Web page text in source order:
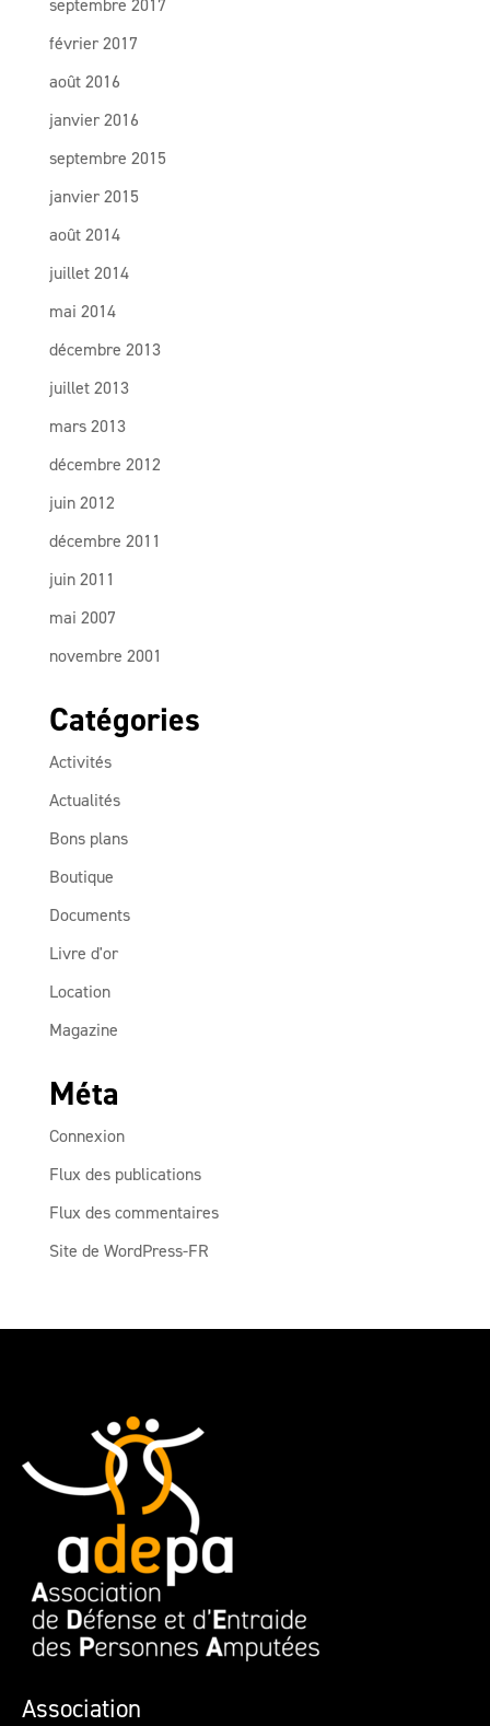
septembre 2017
février 2017
août 2016
janvier 2016
septembre 2015
janvier 2015
août 2014
juillet 2014
mai 2014
décembre 2013
juillet 2013
mars 2013
décembre 2012
juin 2012
décembre 2011
juin 2011
mai 2007
novembre 2001
Catégories
Activités
Actualités
Bons plans
Boutique
Documents
Livre d'or
Location
Magazine
Méta
Connexion
Flux des publications
Flux des commentaires
Site de WordPress-FR
Association